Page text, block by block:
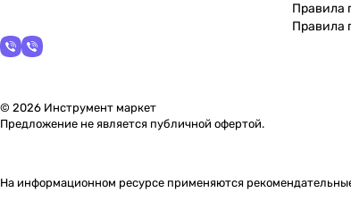
Правила
Правила
© 2026 Инструмент маркет
Предложение не является публичной офертой.
На информационном ресурсе применяются